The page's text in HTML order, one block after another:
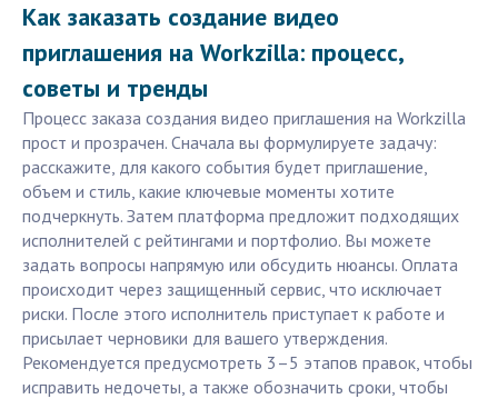
Как заказать создание видео
приглашения на Workzilla: процесс,
советы и тренды
Процесс заказа создания видео приглашения на Workzilla
прост и прозрачен. Сначала вы формулируете задачу:
расскажите, для какого события будет приглашение,
объем и стиль, какие ключевые моменты хотите
подчеркнуть. Затем платформа предложит подходящих
исполнителей с рейтингами и портфолио. Вы можете
задать вопросы напрямую или обсудить нюансы. Оплата
происходит через защищенный сервис, что исключает
риски. После этого исполнитель приступает к работе и
присылает черновики для вашего утверждения.
Рекомендуется предусмотреть 3–5 этапов правок, чтобы
исправить недочеты, а также обозначить сроки, чтобы